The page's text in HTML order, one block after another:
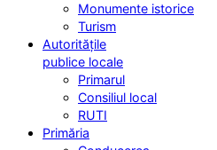
Monumente istorice
Turism
Autoritățile
publice locale
Primarul
Consiliul local
RUTI
Primăria